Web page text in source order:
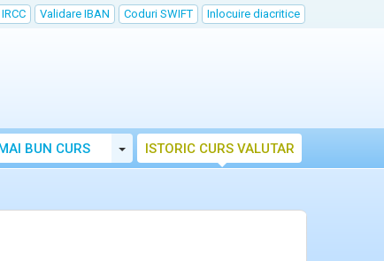
IRCC Validare IBAN Coduri SWIFT Inlocuire diacritice
BUN CURS Toggle Dropdown
ISTORIC CURS VALUTAR